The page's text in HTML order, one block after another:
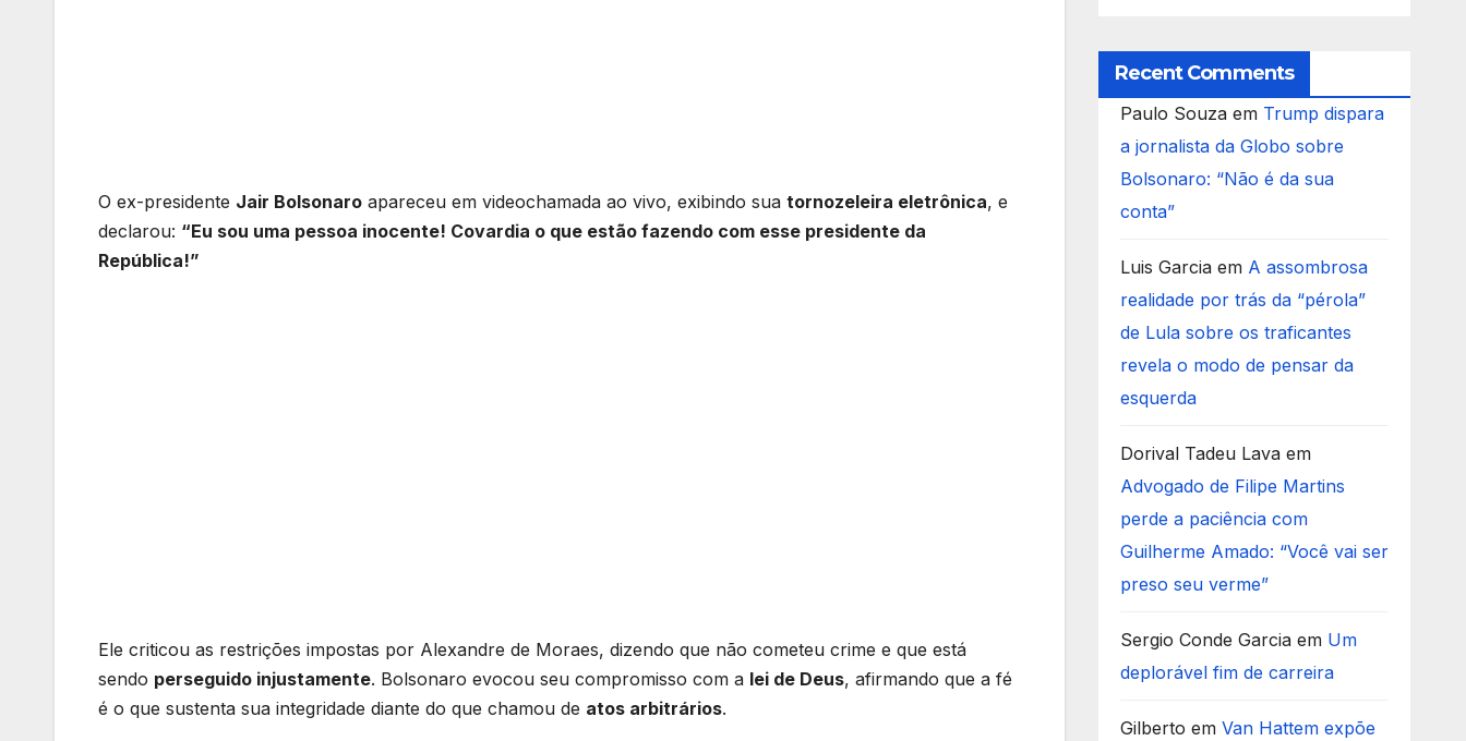
O ex-presidente Jair Bolsonaro apareceu em videochamada ao vivo, exibindo sua tornozeleira eletrônica, e
declarou: “Eu sou uma pessoa inocente! Covardia o que estão fazendo com esse presidente da
República!”
Ele criticou as restrições impostas por Alexandre de Moraes, dizendo que não cometeu crime e que está
sendo perseguido injustamente. Bolsonaro evocou seu compromisso com a lei de Deus, afirmando que a fé
é o que sustenta sua integridade diante do que chamou de atos arbitrários.
Recent Comments
Paulo Souzaem Trump dispara
a jornalista da Globo sobre
Bolsonaro: “Não é da sua
conta”
Luis Garciaem A assombrosa
realidade por trás da “pérola”
de Lula sobre os traficantes
revela o modo de pensar da
esquerda
Dorival Tadeu Lavaem
Advogado de Filipe Martins
perde a paciência com
Guilherme Amado: “Você vai ser
preso seu verme”
Sergio Conde Garciaem Um
deplorável fim de carreira
Gilberto em Van Hattem expõe